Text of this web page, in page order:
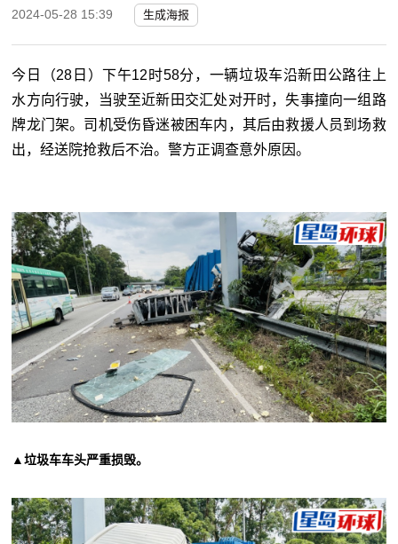
2024-05-28 15:39 生成海报
今日（28 日）下午12 时58分，一辆垃圾车沿新田公路往上
水方向行驶，当驶至近新田交汇处对开时，失事撞向一组路
牌龙门架。司机受伤昏迷被困车内，其后由救援人员到场救
出，经送院抢救后不治。警方正调查意外原因。
▲垃圾车车头严重损毁。